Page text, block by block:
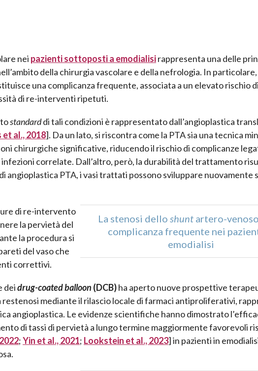
nei pazienti sottoposti a emodialisirappresenta una delle
della chirurgia vascolare e della nefrologia. In
una complicanza frequente, associata a un elevato rischio
di re-interventi ripetuti.
standarddi tali condizioni è rappresentato dall’angioplastica
al., 2018]. Da un lato, si riscontra come la PTA sia una tecnica
chirurgiche significative, riducendo il rischio di complicanze
correlate. Dall’altro, però, la durabilità del trattamento
angioplastica PTA, i vasi trattati possono sviluppare nuovamente
La stenosi dello shuntartero-
complicanza frequente nei
emodialisi
di re-intervento
la pervietà del
la procedura si
del vaso che
correttivi.
deidrug-coated balloon (DCB)ha aperto nuove prospettive
restenosi mediante il rilascio locale di farmaci antiproliferativi,
angioplastica. Le evidenze scientifiche hanno dimostrato
di tassi di pervietà a lungo termine maggiormente favorevoli
;Yin et al., 2021; Lookstein et al., 2023] in pazienti in